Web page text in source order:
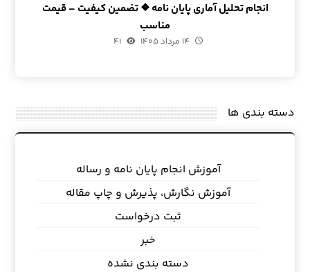
انجام تحلیل آماری پایان نامه ❖ تضمین کیفیت – قیمت
مناسب
۱۴ مرداد ۱۴۰۵ ۴۱
دسته بندی ها
آموزش انجام پایان نامه و رساله
آموزش نگارش، پذیرش و چاپ مقاله
ثبت درخواست
خبر
دسته بندی نشده